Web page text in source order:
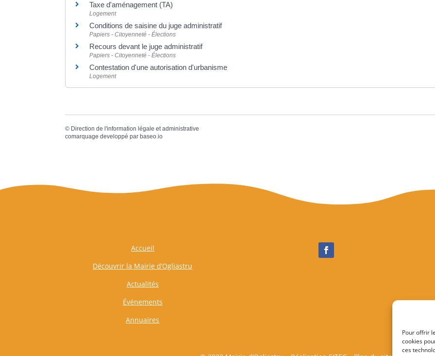
Pour offrir
cookies
ces
Taxe d'aménagement (TA)
Logement
Conditions de saisine du juge administratif
Papiers - Citoyenneté - Élections
Recours devant le juge administratif
Papiers - Citoyenneté - Élections
Contestation d'une autorisation d'urbanisme
Logement
© Direction de l'information légale et administrative
comarquage developpé parbaseo.io
Accueil
Découvrir la Mairie d’Ogliastru
Actualités
Événements
Annuaires